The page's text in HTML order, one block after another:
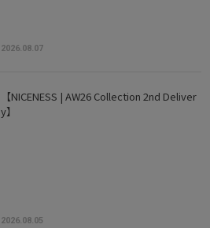
2026.08.07
【NICENESS | AW26 Collection 2nd Deliver
y】
2026.08.05